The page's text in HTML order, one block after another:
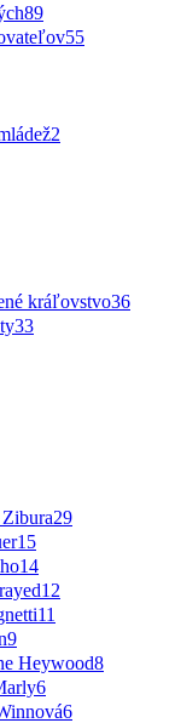
89
55
2
kráľovstvo36
33
29
15
14
12
11
9
Heywood8
6
6